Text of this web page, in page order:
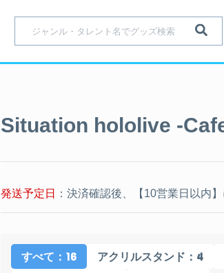
Situation hololive -
発送予定日 ：決済確認後、【10営業日以内
すべて ：16 アクリルスタンド ：4